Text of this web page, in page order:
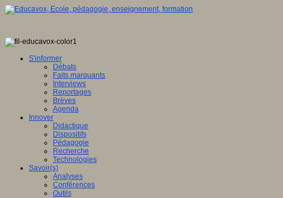
S'informer
Débats
Faits marquants
Interviews
Reportages
Brèves
Agenda
Innover
Didactique
Dispositifs
Pédagogie
Recherche
Technologies
Savoir(s)
Analyses
Conférences
Outils